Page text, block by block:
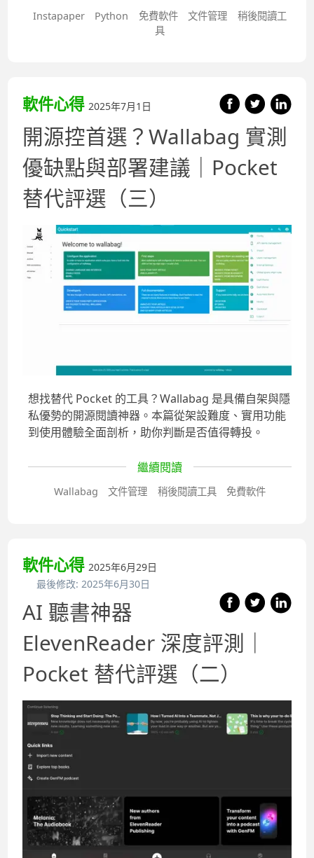
Instapaper Python 免費軟件 文件管理
稍後閱讀工
具
軟件心得 2025年7月1日
開源控首選？Wallabag 實測
優缺點與部署建議｜Pocket
替代評選（三）
想找替代 Pocket 的工具？Wallabag 是具備自架與隱
私優勢的開源閱讀神器。本篇從架設難度、實用功能
到使用體驗全面剖析，助你判斷是否值得轉投。
繼續閱讀
Wallabag 文件管理 稍後閱讀工具 免費軟件
軟件心得 2025年6月29日
最後修改:2025年6月30日
AI 聽書神器
ElevenReader 深度評測｜
Pocket 替代評選（二）